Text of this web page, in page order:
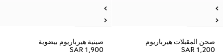
صحن المقبلات هيرباريوم
SAR 1,200
صينية هيرباريوم بيضوية
SAR 1,900